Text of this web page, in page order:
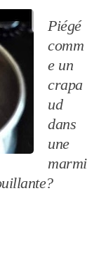
Piégé
comm
e un
crapa
ud
dans
une
marmi